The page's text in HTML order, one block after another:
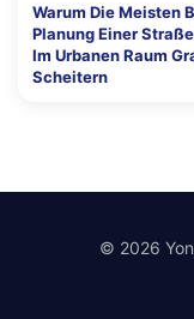
Warum Die Meisten
Planung Einer
Im Urbanen Raum
Scheitern
© 2026